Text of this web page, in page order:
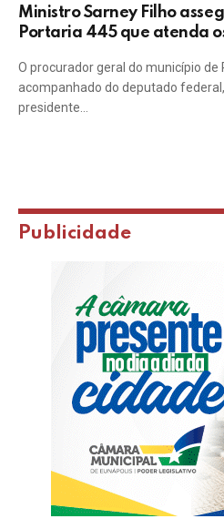
Ministro Sarney Filho
Portaria 445 que atenda
O procurador geral do município de
acompanhado do deputado
presidente…
Publicidade